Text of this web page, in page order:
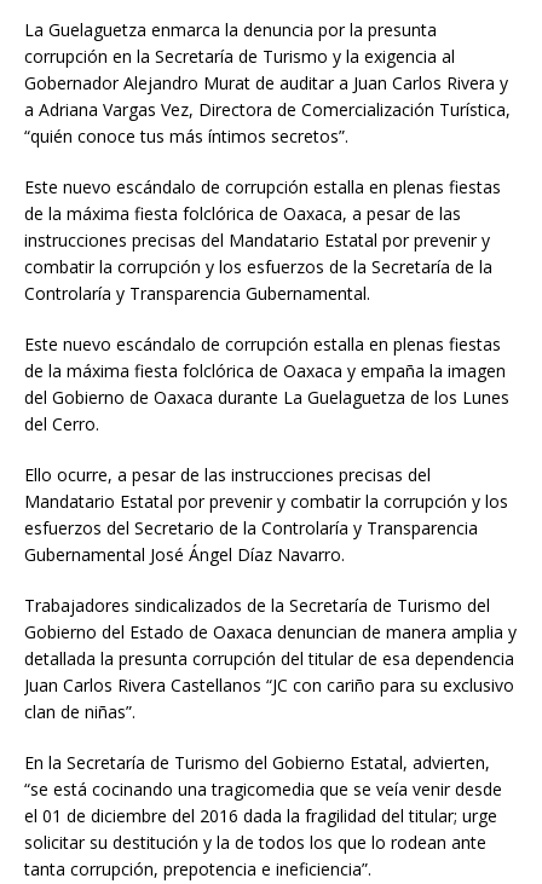
La Guelaguetza enmarca la denuncia por la presunta
corrupción en la Secretaría de Turismo y la exigencia al
Gobernador Alejandro Murat de auditar a Juan Carlos Rivera y
a Adriana Vargas Vez, Directora de Comercialización Turística,
“quién conoce tus más íntimos secretos”.
Este nuevo escándalo de corrupción estalla en plenas fiestas
de la máxima fiesta folclórica de Oaxaca, a pesar de las
instrucciones precisas del Mandatario Estatal por prevenir y
combatir la corrupción y los esfuerzos de la Secretaría de la
Controlaría y Transparencia Gubernamental.
Este nuevo escándalo de corrupción estalla en plenas fiestas
de la máxima fiesta folclórica de Oaxaca y empaña la imagen
del Gobierno de Oaxaca durante La Guelaguetza de los Lunes
del Cerro.
Ello ocurre, a pesar de las instrucciones precisas del
Mandatario Estatal por prevenir y combatir la corrupción y los
esfuerzos del Secretario de la Controlaría y Transparencia
Gubernamental José Ángel Díaz Navarro.
Trabajadores sindicalizados de la Secretaría de Turismo del
Gobierno del Estado de Oaxaca denuncian de manera amplia y
detallada la presunta corrupción del titular de esa dependencia
Juan Carlos Rivera Castellanos “JC con cariño para su exclusivo
clan de niñas”.
En la Secretaría de Turismo del Gobierno Estatal, advierten,
“se está cocinando una tragicomedia que se veía venir desde
el 01 de diciembre del 2016 dada la fragilidad del titular; urge
solicitar su destitución y la de todos los que lo rodean ante
tanta corrupción, prepotencia e ineficiencia”.